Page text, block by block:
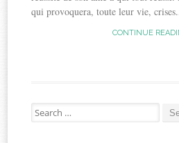
qui provoquera, toute leur vie,
CONTINUE
Search
for: